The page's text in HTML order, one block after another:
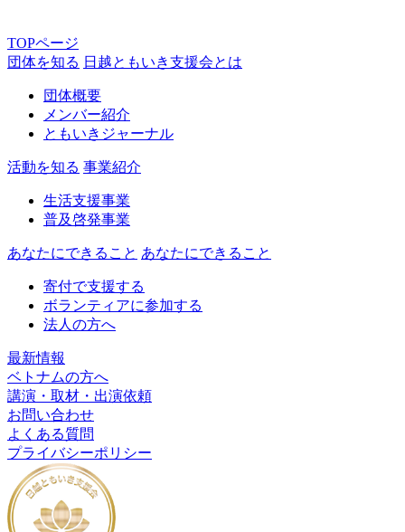
TOPページ
団体を知る 日越ともいき支援会とは
団体概要
メンバー紹介
ともいきジャーナル
活動を知る 事業紹介
生活支援事業
普及啓発事業
あなたにできること あなたにできること
寄付で支援する
ボランティアに参加する
法人の方へ
最新情報
ベトナムの方へ
講演・取材・出演依頼
お問い合わせ
よくある質問
プライバシーポリシー